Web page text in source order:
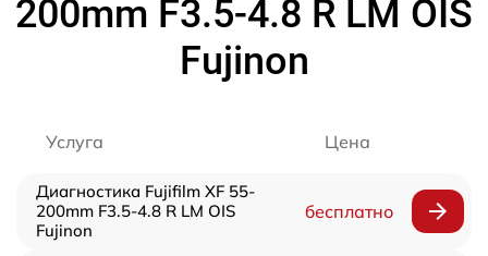
200mm F3.5-4.8 R LM OIS
Fujinon
Услуга Цена
Диагностика Fujifilm XF 55-
200mm F3.5-4.8 R LM OIS
Fujinon
бесплатно